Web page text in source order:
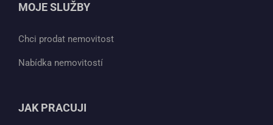
MOJE SLUŽBY
Chci prodat nemovitost
Nabídka nemovitostí
JAK PRACUJI